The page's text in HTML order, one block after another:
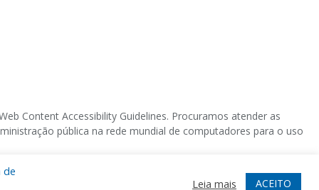
de
Leia mais ACEITO
Content Accessibility Guidelines. Procuramos atender as
pública na rede mundial de computadores para o uso
operacional destinado deficientes visuais.